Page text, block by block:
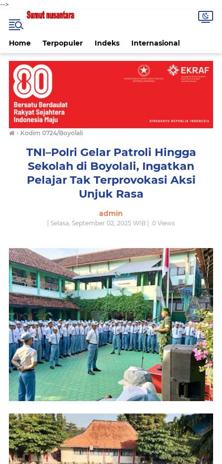
-->
Home Terpopuler Indeks Internasional
› Kodim 0724/Boyolali
TNI–Polri Gelar Patroli Hingga
Sekolah di Boyolali, Ingatkan
Pelajar Tak Terprovokasi Aksi
Unjuk Rasa
admin
| Selasa, September 02, 2025 WIB | 0 Views